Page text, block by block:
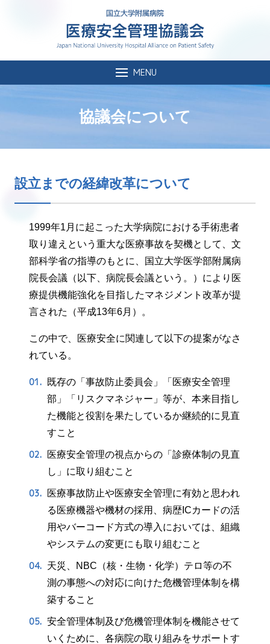
MENU
協議会について
設立までの経緯改革について
1999年1月に起こった大学病院における手術患者
取り違えという重大な医療事故を契機として、文
部科学省の指導のもとに、国立大学医学部附属病
院長会議（以下、病院長会議という。）により医
療提供機能強化を目指したマネジメント改革が提
言された（平成13年6月）。
この中で、医療安全に関連して以下の提案がなさ
れている。
既存の「事故防止委員会」「医療安全管理
部」「リスクマネジャー」等が、本来目指し
た機能と役割を果たしているか継続的に見直
すこと
医療安全管理の視点からの「診療体制の見直
し」に取り組むこと
医療事故防止や医療安全管理に有効と思われ
る医療機器や機材の採用、病歴ICカードの活
用やバーコード方式の導入においては、組織
やシステムの変更にも取り組むこと
天災、NBC（核・生物・化学）テロ等の不
測の事態への対応に向けた危機管理体制を構
築すること
安全管理体制及び危機管理体制を機能させて
いくために、各病院の取り組みをサポートす